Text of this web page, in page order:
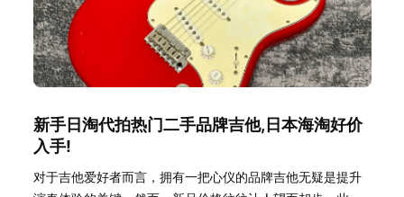
新手日淘代拍热门二手品牌吉他,日本海淘好价
入手!
对于吉他爱好者而言，拥有一把心仪的品牌吉他无疑是提升